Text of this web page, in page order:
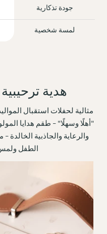
جودة تذكارية
لمسة شخصية
هدية
مثالية لحفلات استقبال
والرعاية والجاذبية
الطفل